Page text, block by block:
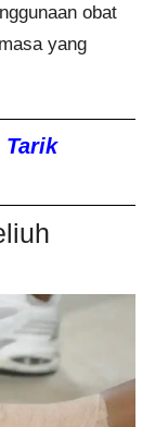
obat
yang
Tarik